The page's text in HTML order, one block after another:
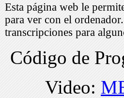
Esta página web le
para ver con el
transcripciones para
Código de
Video: